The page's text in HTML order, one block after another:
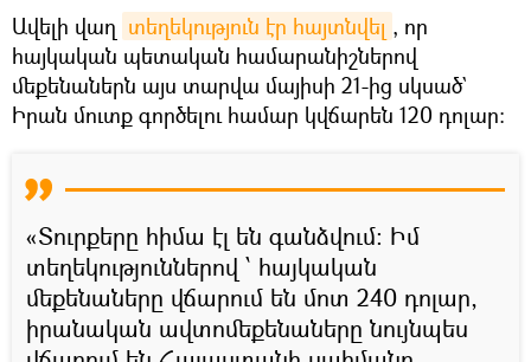
Ավելի վաղ տեղեկություն էր հայտնվել , որ
հայկական պետական համարանիշներով
մեքենաներն այս տարվա մայիսի 21-ից սկսած`
Իրան մուտք գործելու համար կվճարեն 120 դոլար:
«Տուրքերը հիմա էլ են գանձվում։ Իմ
տեղեկություններով ՝ հայկական
մեքենաները վճարում են մոտ 240 դոլար,
իրանական ավտոմեքենաները նույնպես